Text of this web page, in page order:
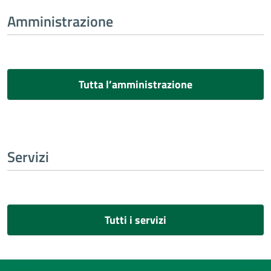
Amministrazione
Tutta l’amministrazione
Servizi
Tutti i servizi